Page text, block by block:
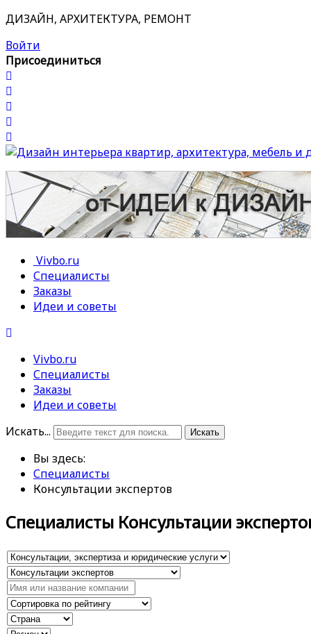
ДИЗАЙН, АРХИТЕКТУРА, РЕМОНТ
Войти
Присоединиться
Vivbo.ru
Специалисты
Заказы
Идеи и советы
Vivbo.ru
Специалисты
Заказы
Идеи и советы
Искать...
Искать
Вы здесь:
Специалисты
Консультации экспертов
Специалисты Консультации